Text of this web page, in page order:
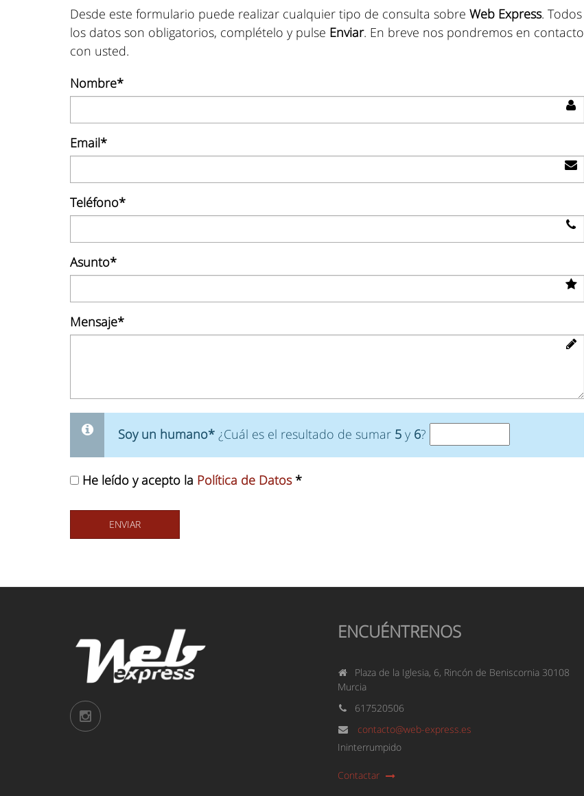
Desde este formulario puede realizar cualquier tipo de consulta sobre Web Express. Todos
los datos son obligatorios, complételo y pulse Enviar. En breve nos pondremos en contacto
con usted.
Nombre*
Email*
Teléfono*
Asunto*
Mensaje*
Soy un humano* ¿Cuál es el resultado de sumar 5 y 6?
He leído y acepto la Política de Datos *
ENCUÉNTRENOS
Plaza de la Iglesia, 6, Rincón de Beniscornia 30108
Murcia
617520506
contacto@web-express.es
Ininterrumpido
Contactar